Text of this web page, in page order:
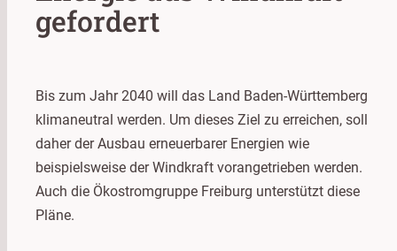
gefordert
Bis zum Jahr 2040 will das Land Baden-Württemberg
klimaneutral werden. Um dieses Ziel zu erreichen, soll
daher der Ausbau erneuerbarer Energien wie
beispielsweise der Windkraft vorangetrieben werden.
Auch die Ökostromgruppe Freiburg unterstützt diese
Pläne.